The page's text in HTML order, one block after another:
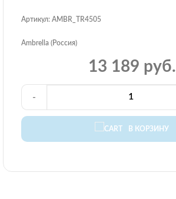
Артикул: AMBR_TR4505
Ambrella (Россия)
13 189 руб.
В КОРЗИНУ
-